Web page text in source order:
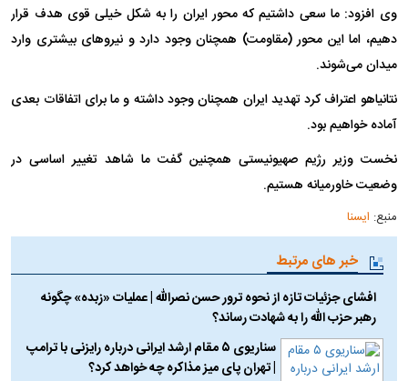
وی افزود: ما سعی داشتیم که محور ایران را به شکل خیلی قوی هدف قرار
دهیم، اما این محور (مقاومت) همچنان وجود دارد و نیرو‌های بیشتری وارد
میدان می‌شوند.
نتانیاهو اعتراف کرد تهدید ایران همچنان وجود داشته و ما برای اتفاقات بعدی
آماده خواهیم بود.
نخست وزیر رژیم صهیونیستی همچنین گفت ما شاهد تغییر اساسی در
وضعیت خاورمیانه هستیم.
منبع: ایسنا
خبر های مرتبط
افشای جزئیات تازه از نحوه ترور حسن نصرالله | عملیات «زبده» چگونه
رهبر حزب الله را به شهادت رساند؟
سناریوی ۵ مقام ارشد ایرانی درباره رایزنی با ترامپ
| تهران پای میز مذاکره چه خواهد کرد؟